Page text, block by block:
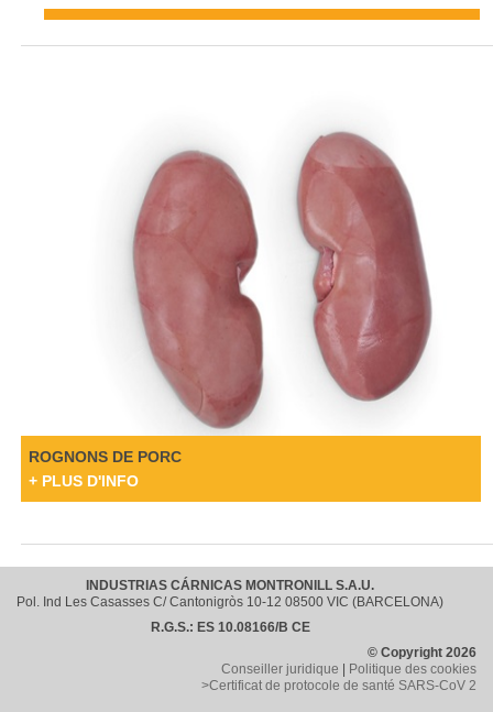
ROGNONS DE PORC
+ PLUS D'INFO
INDUSTRIAS CÁRNICAS MONTRONILL S.A.U.
Pol. Ind Les Casasses C/ Cantonigròs 10-12 08500 VIC (BARCELONA)
R.G.S.: ES 10.08166/B CE
© Copyright 2026
Conseiller juridique | Politique des cookies
>Certificat de protocole de santé SARS-CoV 2